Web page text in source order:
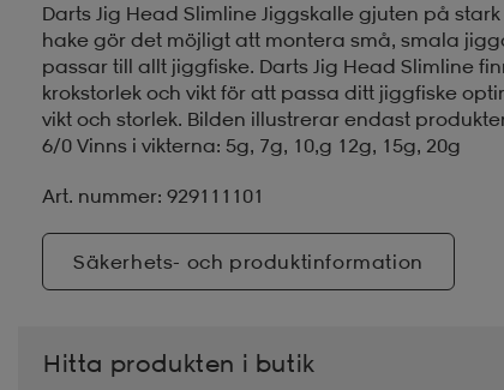
Darts Jig Head Slimline Jiggskalle gjuten på
hake gör det möjligt att montera små, smala
passar till allt jiggfiske. Darts Jig Head Slimline
krokstorlek och vikt för att passa ditt jiggfiske
vikt och storlek. Bilden illustrerar endast
6/0 Vinns i vikterna: 5g, 7g, 10,g 12g, 15g, 20g
Art. nummer: 929111101
Säkerhets- och produktinformation
Hitta produkten i butik